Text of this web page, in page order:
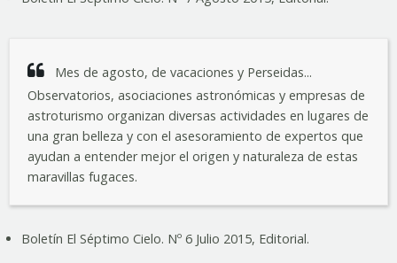
Mes de agosto, de vacaciones y Perseidas...
Observatorios, asociaciones astronómicas y empresas de
astroturismo organizan diversas actividades en lugares de
una gran belleza y con el asesoramiento de expertos que
ayudan a entender mejor el origen y naturaleza de estas
maravillas fugaces.
Boletín El Séptimo Cielo. Nº 6 Julio 2015, Editorial.